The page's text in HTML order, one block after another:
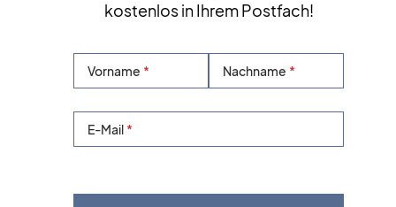
kostenlos in Ihrem Postfach!
Vorname Nachname
E-Mail